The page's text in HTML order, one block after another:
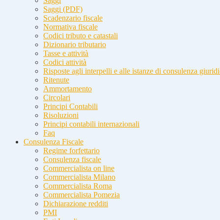
Saggi (PDF)
Scadenzario fiscale
Normativa fiscale
Codici tributo e catastali
Dizionario tributario
Tasse e attività
Codici attività
Risposte agli interpelli e alle istanze di consulenza
Ritenute
Ammortamento
Circolari
Principi Contabili
Risoluzioni
Principi contabili internazionali
Faq
Consulenza Fiscale
Regime forfettario
Consulenza fiscale
Commercialista on line
Commercialista Milano
Commercialista Roma
Commercialista Pomezia
Dichiarazione redditi
PMI